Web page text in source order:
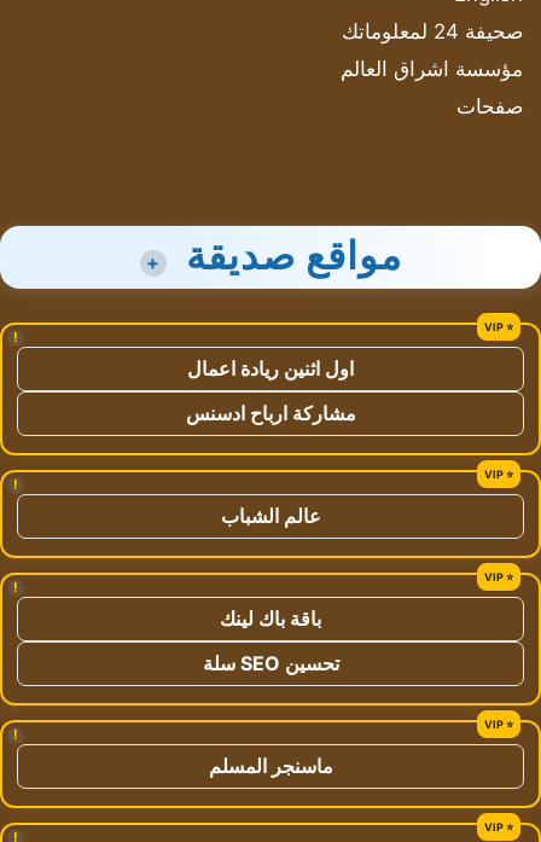
صحيفة 24 لمعلوماتك
مؤسسة اشراق العالم
صفحات
مواقع صديقة +
!
اول اثنين ريادة اعمال
مشاركة ارباح ادسنس
!
عالم الشباب
!
باقة باك لينك
تحسين SEO سلة
!
ماسنجر المسلم
!